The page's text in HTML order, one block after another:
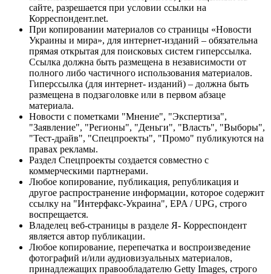
сайте, разрешается при условии ссылки на
Корреспондент.net.
При копировании материалов со страницы «Новости
Украины и мира», для интернет-изданий – обязательна
прямая открытая для поисковых систем гиперссылка.
Ссылка должна быть размещена в независимости от
полного либо частичного использования материалов.
Гиперссылка (для интернет- изданий) – должна быть
размещена в подзаголовке или в первом абзаце
материала.
Новости с пометками "Мнение", "Экспертиза",
"Заявление", "Регионы", "Деньги", "Власть", "Выборы",
"Тест-драйв", "Спецпроекты", "Промо" публикуются на
правах рекламы.
Раздел Спецпроекты создается совместно с
коммерческими партнерами.
Любое копирование, публикация, републикация и
другое распространение информации, которое содержит
ссылку на "Интерфакс-Украина", EPA / UPG, строго
воспрещается.
Владелец веб-страницы в разделе Я- Корреспондент
является автор публикации.
Любое копирование, перепечатка и воспроизведение
фотографий и/или аудиовизуальных материалов,
принадлежащих правообладателю Getty Images, строго